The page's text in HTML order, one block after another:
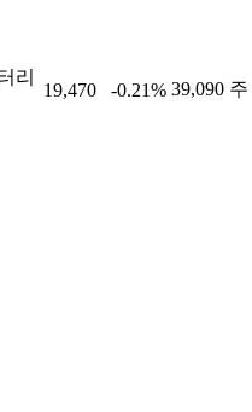
리
19,470 -0.21% 39,090 주